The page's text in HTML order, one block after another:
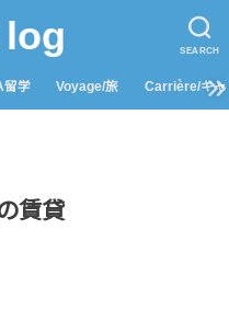
SEARCH
留学 Voyage/旅 Carrière/キャ
賃貸